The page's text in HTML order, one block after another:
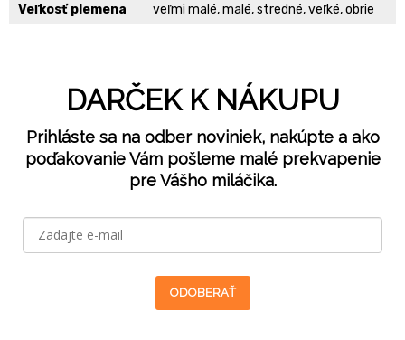
Veľkosť plemena
veľmi malé, malé, stredné, veľké, obrie
DARČEK K NÁKUPU
Prihláste sa na odber noviniek, nakúpte a ako
poďakovanie Vám pošleme malé prekvapenie
pre Vášho miláčika.
ODOBERAŤ